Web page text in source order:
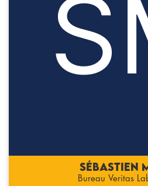
Sébastien
Bureau Veritas